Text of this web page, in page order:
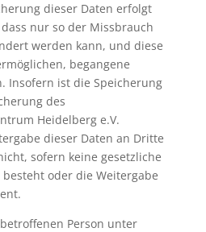
dieser Daten erfolgt
nur so der Missbrauch
werden kann, und diese
begangene
Insofern ist die Speicherung
des
Heidelberg e.V.
dieser Daten an Dritte
sofern keine gesetzliche
oder die Weitergabe
Person unter